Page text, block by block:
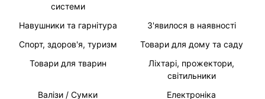
системи
Навушники та гарнітура
З'явилося в наявності
Спорт, здоров'я, туризм
Товари для дому та саду
Товари для тварин
Ліхтарі, прожектори,
світильники
Валізи / Сумки
Електроніка